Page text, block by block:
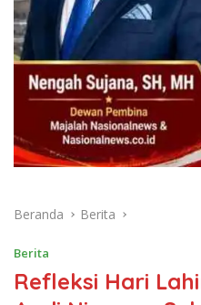
Beranda Berita
Berita
Refleksi Hari